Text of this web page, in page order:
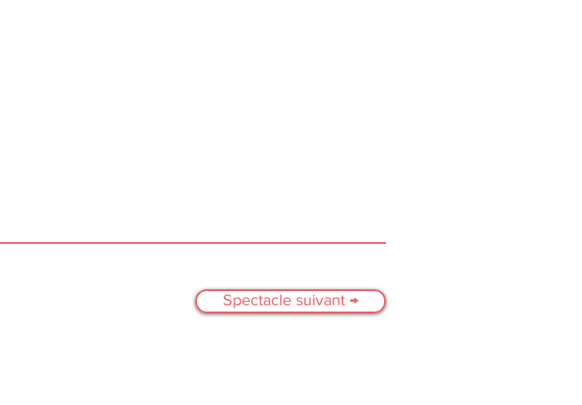
Spectacle suivant →